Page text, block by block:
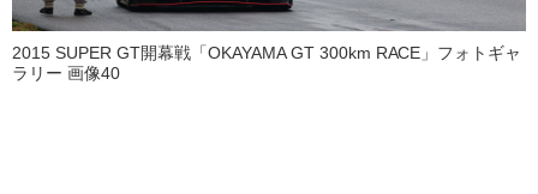
2015 SUPER GT開幕戦「OKAYAMA GT 300km RACE」フォトギャ
ラリー 画像40